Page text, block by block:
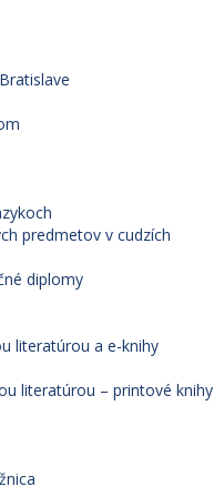
predmetov v cudzích
diplomy
literatúrou a e-knihy
literatúrou – printové knihy